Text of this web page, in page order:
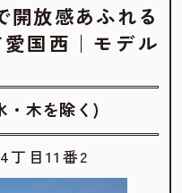
開放感あふれる
国西｜モデル
・木を除く)
丁目11番2